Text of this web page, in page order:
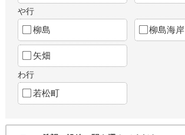
や行
柳島 柳島海岸
矢畑
わ行
若松町